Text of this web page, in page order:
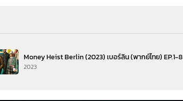
Money Heist Berlin (2023) เบอร์ลิน (พากย์ไทย) EP.1-8
2023